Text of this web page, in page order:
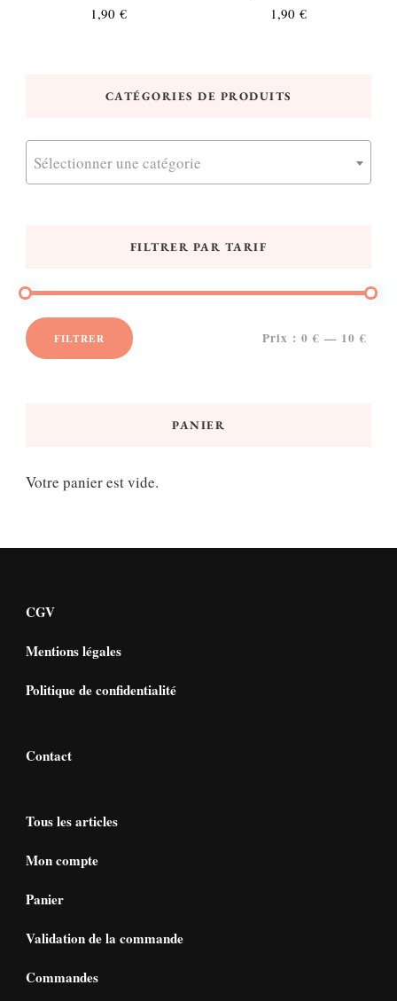
1,90€
1,90 €
CATÉGORIES DE PRODUITS
Sélectionner une catégorie
FILTRER PAR TARIF
FILTRER Prix : 0 € — 10 €
PANIER
Votre panier est vide.
CGV
Mentions légales
Politique de confidentialité
Contact
Tous les articles
Mon compte
Panier
Validation de la commande
Commandes